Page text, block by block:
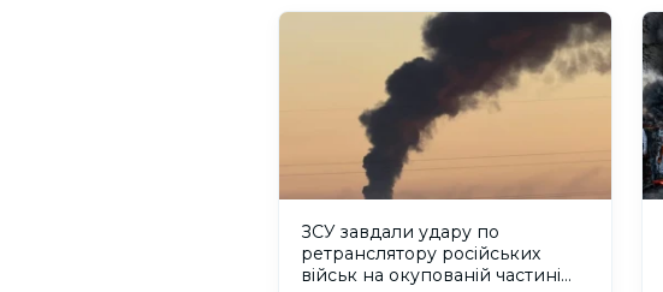
ЗСУ завдали удару по
ретранслятору російських
військ на окупованій частині